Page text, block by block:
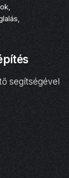
segítségével